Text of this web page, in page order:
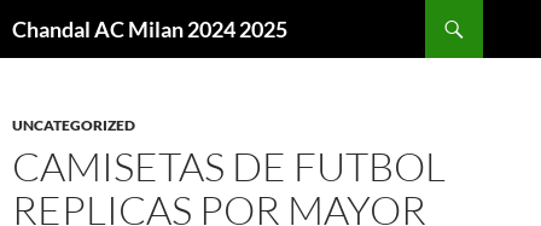
Chandal AC Milan 2024 2025
UNCATEGORIZED
CAMISETAS DE FUTBOL
REPLICAS POR MAYOR